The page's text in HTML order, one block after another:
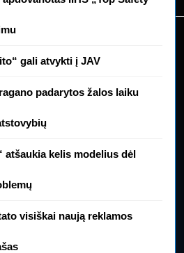
gali atvykti į JAV
padarytos žalos laiku
atšaukia kelis modelius dėl
visiškai naują reklamos